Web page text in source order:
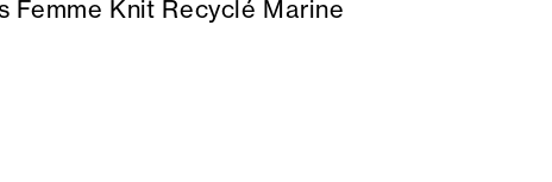
Femme Knit Recyclé Marine